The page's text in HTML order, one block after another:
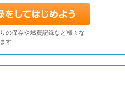
の保存や燃費記録など様々な
す